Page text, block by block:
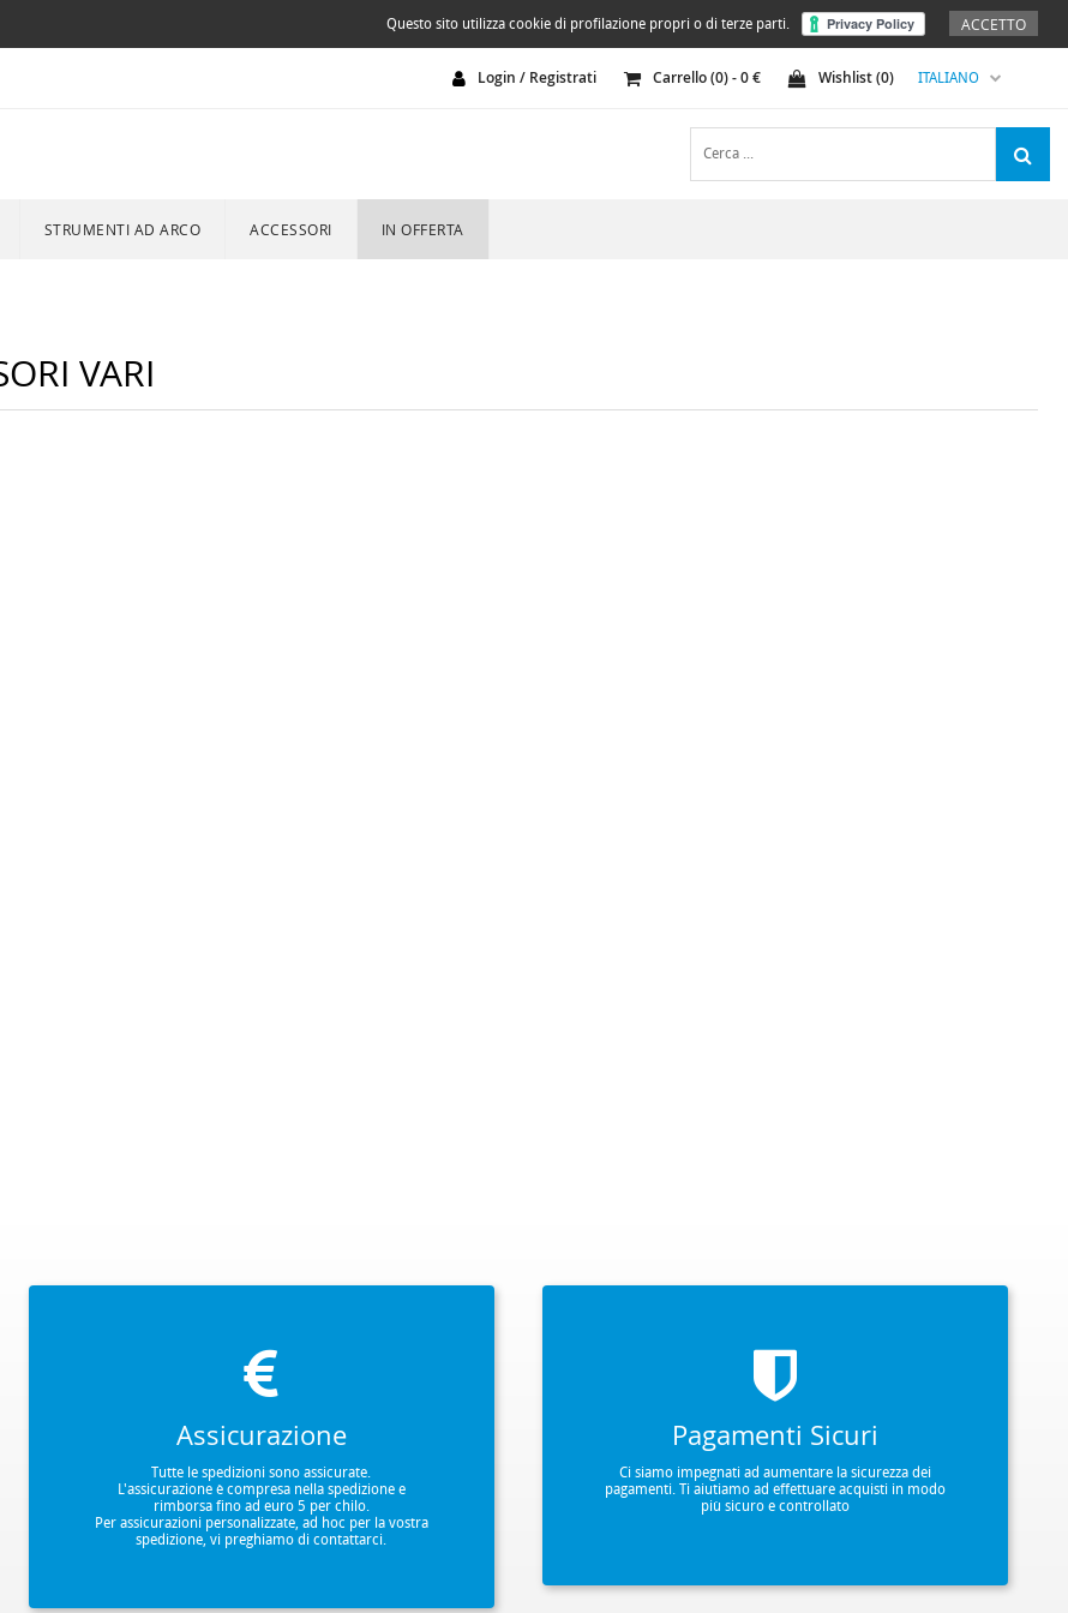
ACCETTO
Questo sito utilizza cookie di profilazione propri o di terze parti.
ITALIANO
Login / Registrati Carrello (0) -0€ Wishlist (0)
STRUMENTI AD ARCO ACCESSORI IN OFFERTA
VARI
Assicurazione
Tutte le spedizioni sono assicurate.
L'assicurazione è compresa nella spedizione e
rimborsa fino ad euro 5 per chilo.
Per assicurazioni personalizzate, ad hoc per la vostra
spedizione, vi preghiamo di contattarci.
Pagamenti Sicuri
Ci siamo impegnati ad aumentare la sicurezza dei
pagamenti. Ti aiutiamo ad effettuare acquisti in modo
più sicuro e controllato